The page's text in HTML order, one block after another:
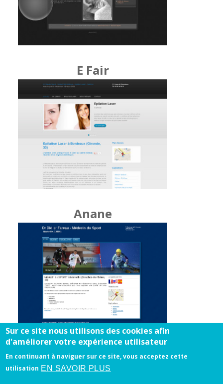
E Fair
Anane
Sur ce site nous utilisons des cookies afin
d'améliorer votre expérience utilisateur
En continuant à naviguer sur ce site, vous acceptez cette
utilisation EN SAVOIR PLUS